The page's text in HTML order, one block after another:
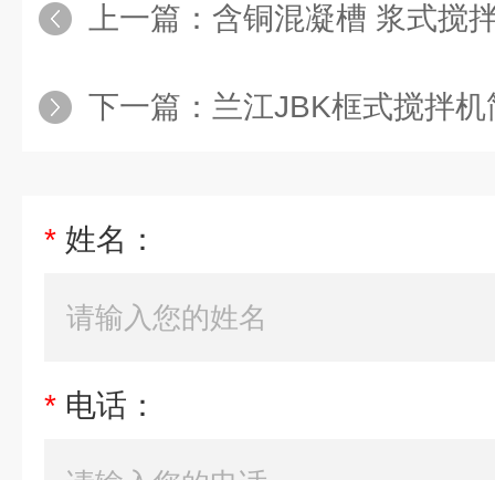
上一篇： 含铜混凝槽 浆式搅
下一篇： 兰江JBK框式搅拌机
* 姓名：
* 电话：